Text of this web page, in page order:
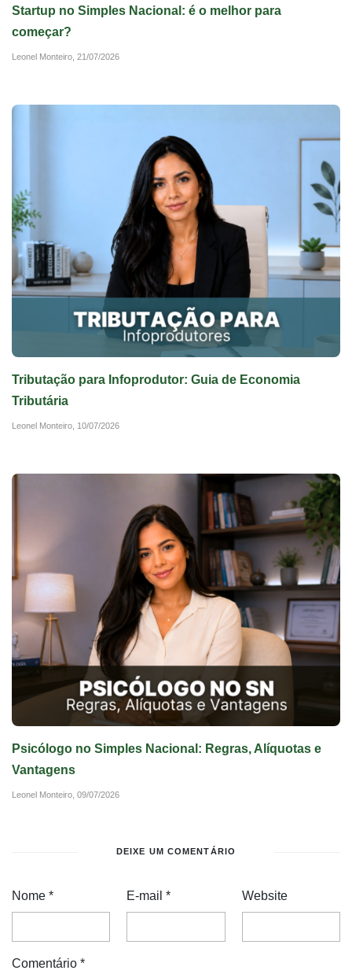
Startup no Simples Nacional: é o melhor para
começar?
Leonel Monteiro, 21/07/2026
Tributação para Infoprodutor: Guia de Economia
Tributária
Leonel Monteiro, 10/07/2026
Psicólogo no Simples Nacional: Regras, Alíquotas e
Vantagens
Leonel Monteiro, 09/07/2026
DEIXE UM COMENTÁRIO
Nome * E-mail* Website
Comentário *